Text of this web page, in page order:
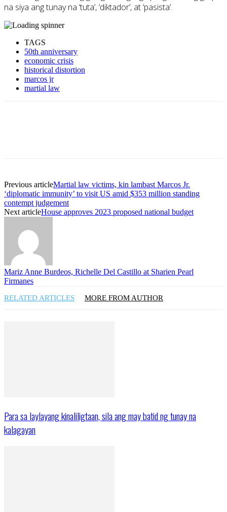
na siya ang tunay na ‘tuta’, ‘diktador’, at ‘pasista’.
TAGS
50th anniversary
economic crisis
historical distortion
marcos jr
martial law
Previous articleMartial law victims, kin lambast Marcos Jr.
‘diplomatic immunity’ to visit US amid $353 million standing
contempt judgement
Next articleHouse approves 2023 proposed national budget
Mariz Anne Burdeos, Richelle Del Castillo at Sharien Pearl
Firmanes
RELATED ARTICLES MORE FROM AUTHOR
Para sa laylayang kinaliligtaan, sila ang may batid ng tunay na
kalagayan